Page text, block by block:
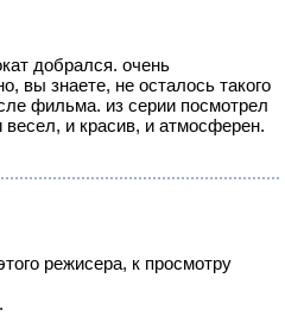
добрался. очень
вы знаете, не осталось такого
фильма. из серии посмотрел
и красив, и атмосферен.
режисера, к просмотру